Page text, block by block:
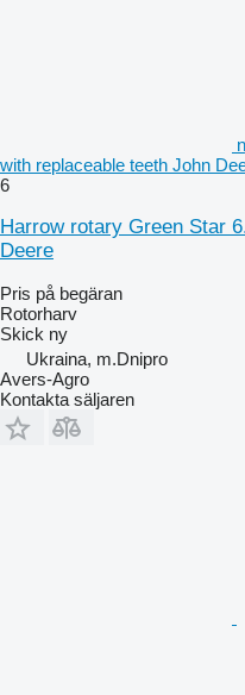
with replaceable teeth John
6
Harrow rotary Green Star
Deere
Pris på begäran
Rotorharv
Skick ny
Ukraina, m.Dnipro
Avers-Agro
Kontakta säljaren